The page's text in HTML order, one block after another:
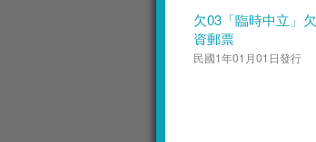
欠03「臨時中立」欠
資郵票
民國1年01月01日發行